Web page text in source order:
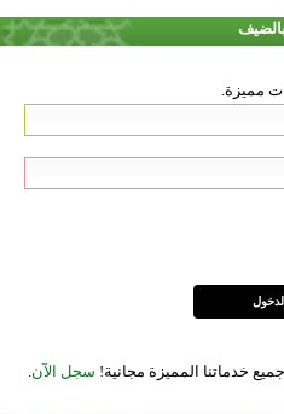
مميزة.
خدماتنا المميزة مجانية! سجل الآن